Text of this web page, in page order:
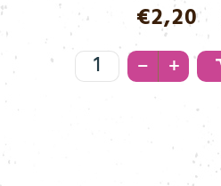
€2,20
Triple
Choc
– +